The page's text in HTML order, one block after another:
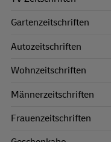
Gartenzeitschriften
Autozeitschriften
Wohnzeitschriften
Männerzeitschriften
Frauenzeitschriften